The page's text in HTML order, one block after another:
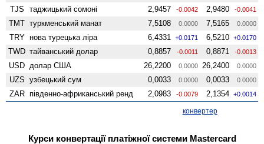
TJS таджицький сомоні 2,9457 -0.0042 2,9480 -0.0041
TMT туркменський манат 7,5108 0.0000 7,5165 0.0000
TRY нова турецька ліра 6,4331 +0.0171 6,5210 +0.0170
TWD тайванський долар 0,8857 -0.0011 0,8871 -0.0013
USD долар США 26,2200 0.0000 26,2400 0.0000
UZS узбецький сум 0,0033 0.0000 0,0033 0.0000
ZAR південно-африканський ренд 2,0983 -0.0079 2,1354 +0.0014
конвертер
Курси конвертації платіжної системи Mastercard